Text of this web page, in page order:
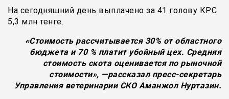
На сегодняшний день выплачено за 41 голову КРС
5,3 млн тенге.
«Стоимость рассчитывается 30% от областного
бюджета и 70 % платит убойный цех. Средняя
стоимость скота оценивается по рыночной
стоимости», —рассказал пресс-секретарь
Управления ветеринарии СКО Аманжол Нуртазин.